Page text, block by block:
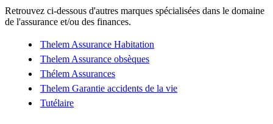
Retrouvez ci-dessous d'autres marques spécialisées dans le domaine
de l'assurance et/ou des finances.
Thelem Assurance Habitation
Thelem Assurance obsèques
Thélem Assurances
Thelem Garantie accidents de la vie
Tutélaire